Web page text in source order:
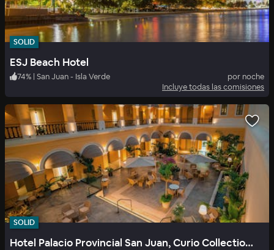
SOLID
ESJ Beach Hotel
74% | San Juan - Isla Verde
por noche
Incluye todas las comisiones
SOLID
Hotel Palacio Provincial San Juan, Curio Collection by Hilton